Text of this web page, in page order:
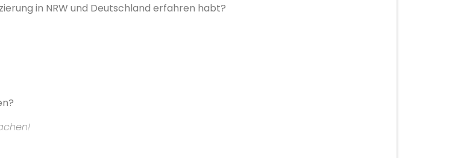
in NRW und Deutschland erfahren habt?